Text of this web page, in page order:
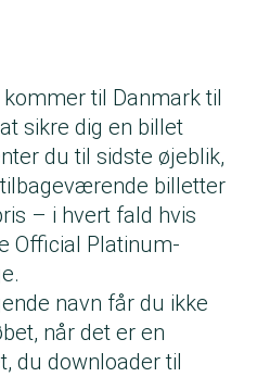
til Danmark til
sikre dig en billet
du til sidste øjeblik,
billetter
– i hvert fald hvis
Official Platinum-
navn får du ikke
når det er en
du downloader til